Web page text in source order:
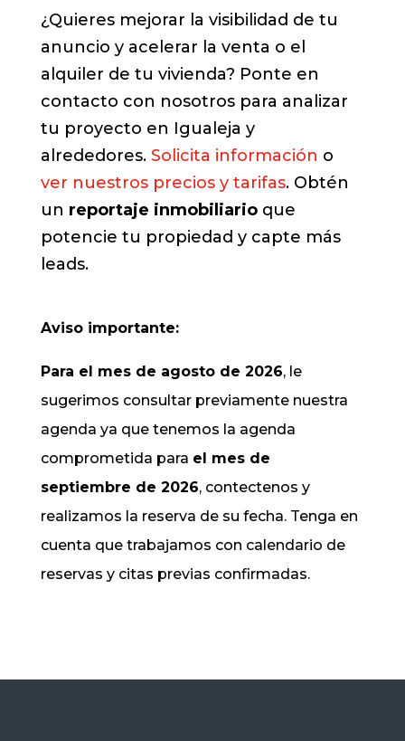
¿Quieres mejorar la visibilidad de tu
anuncio y acelerar la venta o el
alquiler de tu vivienda? Ponte en
contacto con nosotros para analizar
tu proyecto en Igualeja y
alrededores. Solicita información o
ver nuestros precios y tarifas. Obtén
un reportaje inmobiliarioque
potencie tu propiedad y capte más
leads.
Aviso importante:
Para el mes de agosto de 2026, le
sugerimos consultar previamente nuestra
agenda ya que tenemos la agenda
comprometida para el mes de
septiembre de 2026, contectenos y
realizamos la reserva de su fecha. Tenga en
cuenta que trabajamos con calendario de
reservas y citas previas confirmadas.